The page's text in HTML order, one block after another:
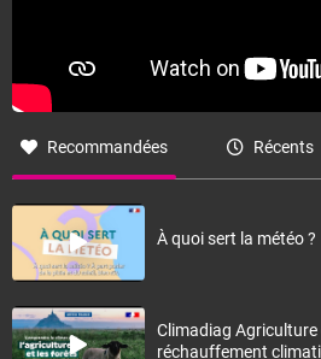
Recommandées Récents
À quoi sert la météo ?
Climadiag Agriculture
réchauffement